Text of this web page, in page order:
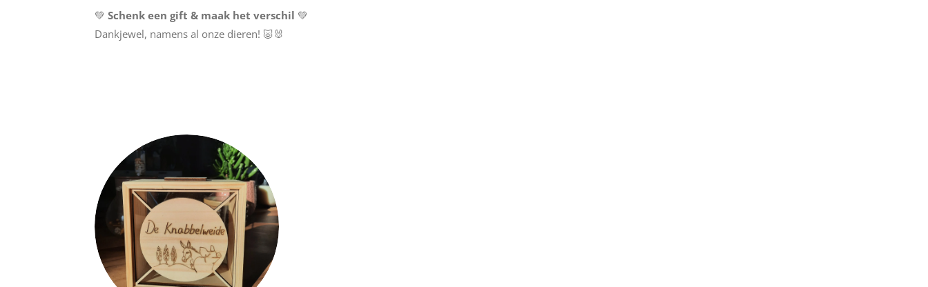
💚 Schenk een gift & maak het verschil 💚
Dankjewel, namens al onze dieren! 🐷🐰